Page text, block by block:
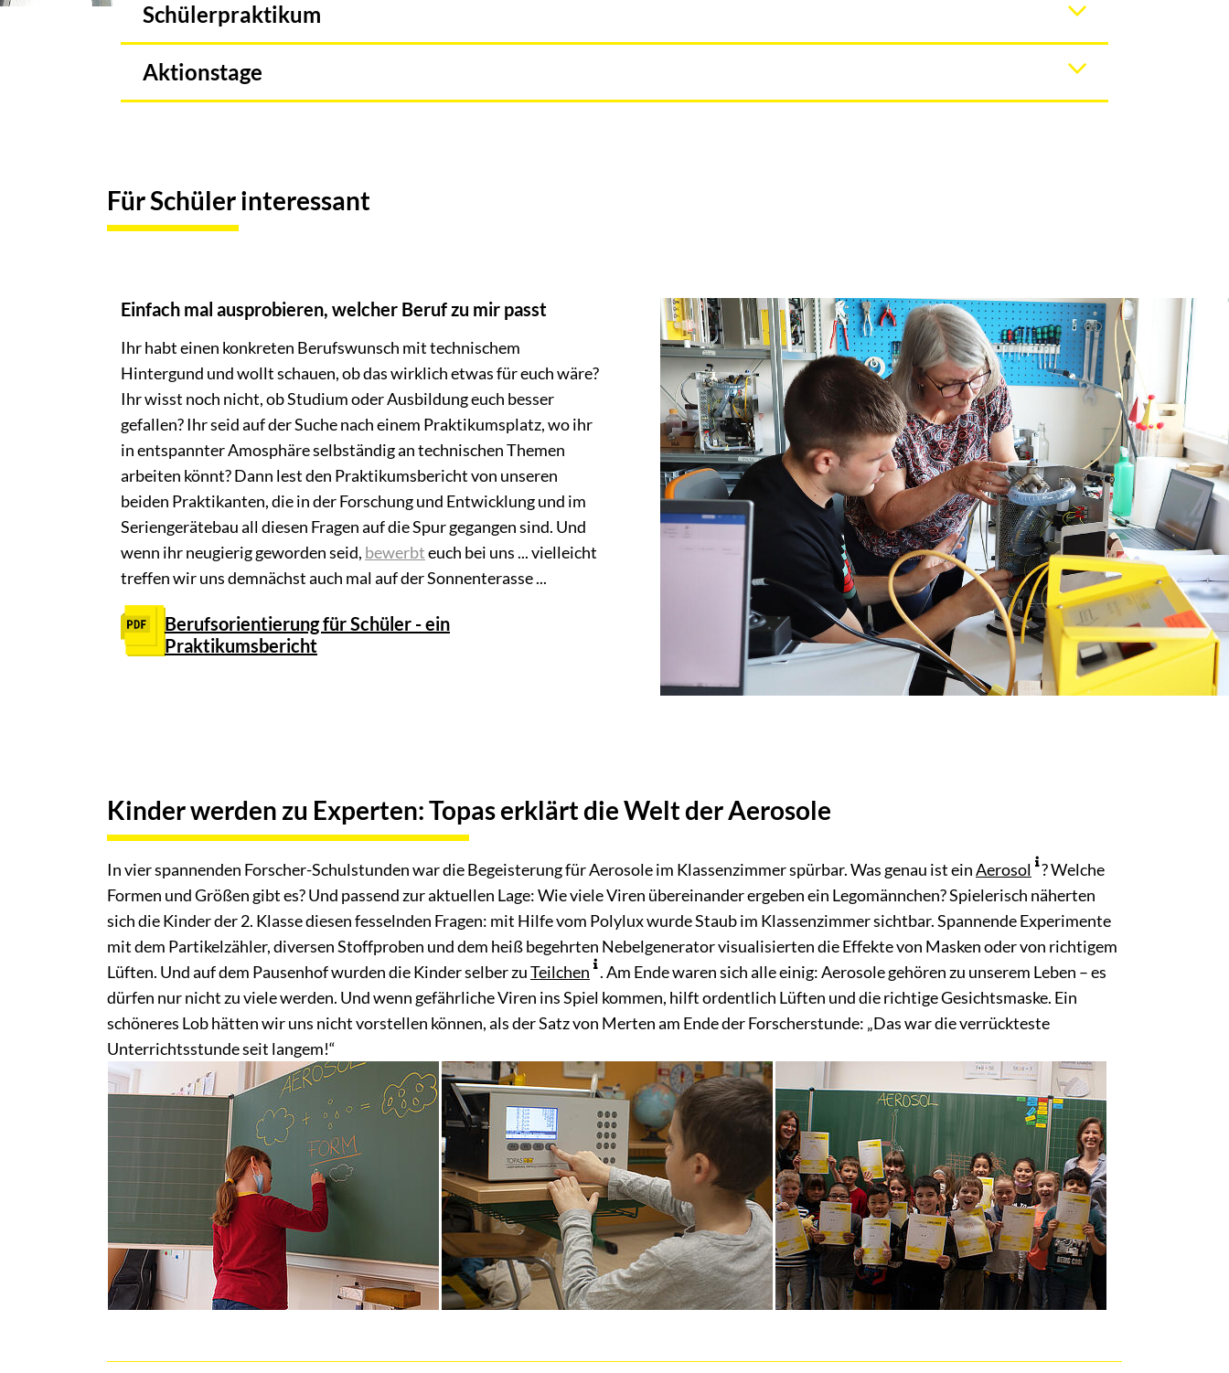
Schülerpraktikum
Aktionstage
Für Schüler interessant
Einfach mal ausprobieren, welcher Beruf zu mir passt
Ihr habt einen konkreten Berufswunsch mit technischem
Hintergund und wollt schauen, ob das wirklich etwas für euch wäre?
Ihr wisst noch nicht, ob Studium oder Ausbildung euch besser
gefallen? Ihr seid auf der Suche nach einem Praktikumsplatz, wo ihr
in entspannter Amosphäre selbständig an technischen Themen
arbeiten könnt? Dann lest den Praktikumsbericht von unseren
beiden Praktikanten, die in der Forschung und Entwicklung und im
Seriengerätebau all diesen Fragen auf die Spur gegangen sind. Und
wenn ihr neugierig geworden seid, bewerbteuch bei uns ... vielleicht
treffen wir uns demnächst auch mal auf der Sonnenterasse ...
Berufsorientierung für Schüler - ein
Praktikumsbericht
Kinder werden zu Experten: Topas erklärt die Welt der Aerosole
In vier spannenden Forscher-Schulstunden war die Begeisterung für Aerosole im Klassenzimmer spürbar. Was genau ist einAerosol ? Welche
Formen und Größen gibt es? Und passend zur aktuellen Lage: Wie viele Viren übereinander ergeben ein Legomännchen? Spielerisch näherten
sich die Kinder der 2. Klasse diesen fesselnden Fragen: mit Hilfe vom Polylux wurde Staub im Klassenzimmer sichtbar. Spannende Experimente
mit dem Partikelzähler, diversen Stoffproben und dem heiß begehrten Nebelgenerator visualisierten die Effekte von Masken oder von richtigem
Lüften. Und auf dem Pausenhof wurden die Kinder selber zuTeilchen . Am Ende waren sich alle einig: Aerosole gehören zu unserem Leben – es
dürfen nur nicht zu viele werden. Und wenn gefährliche Viren ins Spiel kommen, hilft ordentlich Lüften und die richtige Gesichtsmaske. Ein
schöneres Lob hätten wir uns nicht vorstellen können, als der Satz von Merten am Ende der Forscherstunde: „Das war die verrückteste
Unterrichtsstunde seit langem!“